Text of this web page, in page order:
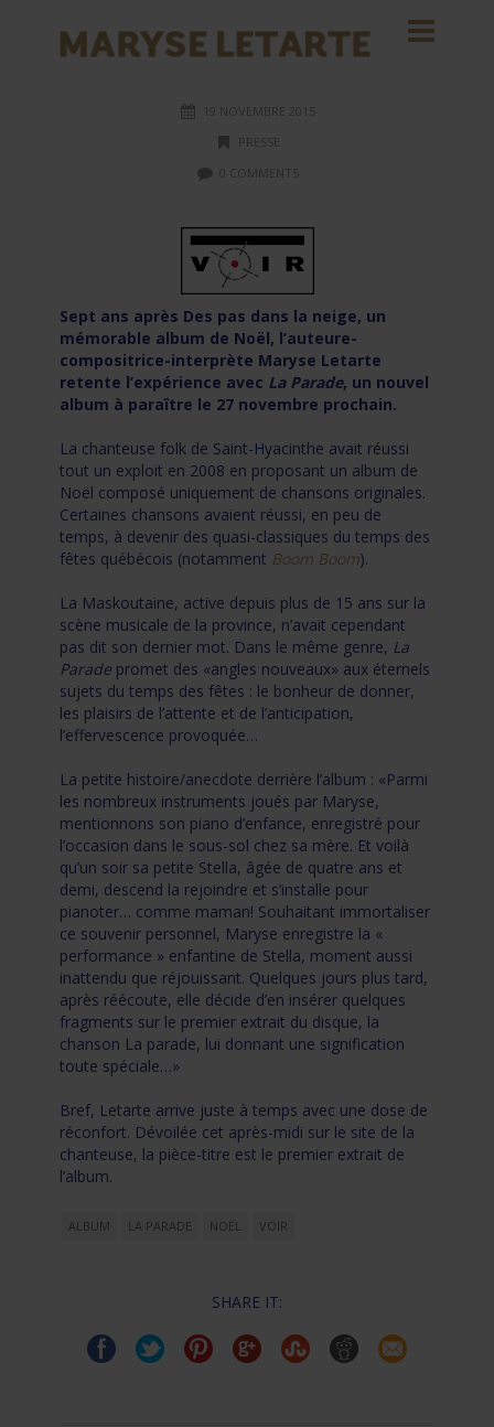
19 NOVEMBRE 2015
PRESSE
0 COMMENTS
Sept ans après Des pas dans la neige, un
mémorable album de Noël, l’auteure-
compositrice-interprète Maryse Letarte
retente l’expérience avec La Parade, un nouvel
album à paraître le 27 novembre prochain.
La chanteuse folk de Saint-Hyacinthe avait réussi
tout un exploit en 2008 en proposant un album de
Noël composé uniquement de chansons originales.
Certaines chansons avaient réussi, en peu de
temps, à devenir des quasi-classiques du temps des
fêtes québécois (notamment Boom Boom).
La Maskoutaine, active depuis plus de 15 ans sur la
scène musicale de la province, n’avait cependant
pas dit son dernier mot. Dans le même genre, La
Parade promet des «angles nouveaux» aux éternels
sujets du temps des fêtes : le bonheur de donner,
les plaisirs de l’attente et de l’anticipation,
l’effervescence provoquée…
La petite histoire/anecdote derrière l’album : «Parmi
les nombreux instruments joués par Maryse,
mentionnons son piano d’enfance, enregistré pour
l’occasion dans le sous-sol chez sa mère. Et voilà
qu’un soir sa petite Stella, âgée de quatre ans et
demi, descend la rejoindre et s’installe pour
pianoter… comme maman! Souhaitant immortaliser
ce souvenir personnel, Maryse enregistre la «
performance » enfantine de Stella, moment aussi
inattendu que réjouissant. Quelques jours plus tard,
après réécoute, elle décide d’en insérer quelques
fragments sur le premier extrait du disque, la
chanson La parade, lui donnant une signification
toute spéciale…»
Bref, Letarte arrive juste à temps avec une dose de
réconfort. Dévoilée cet après-midi sur le site de la
chanteuse, la pièce-titre est le premier extrait de
l’album.
ALBUM LA PARADE NOËL VOIR
SHARE IT: